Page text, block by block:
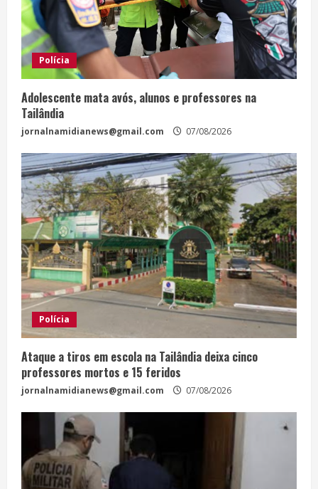
Polícia
Adolescente mata avós, alunos e professores na
Tailândia
jornalnamidianews@gmail.com 07/08/2026
Polícia
Ataque a tiros em escola na Tailândia deixa cinco
professores mortos e 15 feridos
jornalnamidianews@gmail.com 07/08/2026